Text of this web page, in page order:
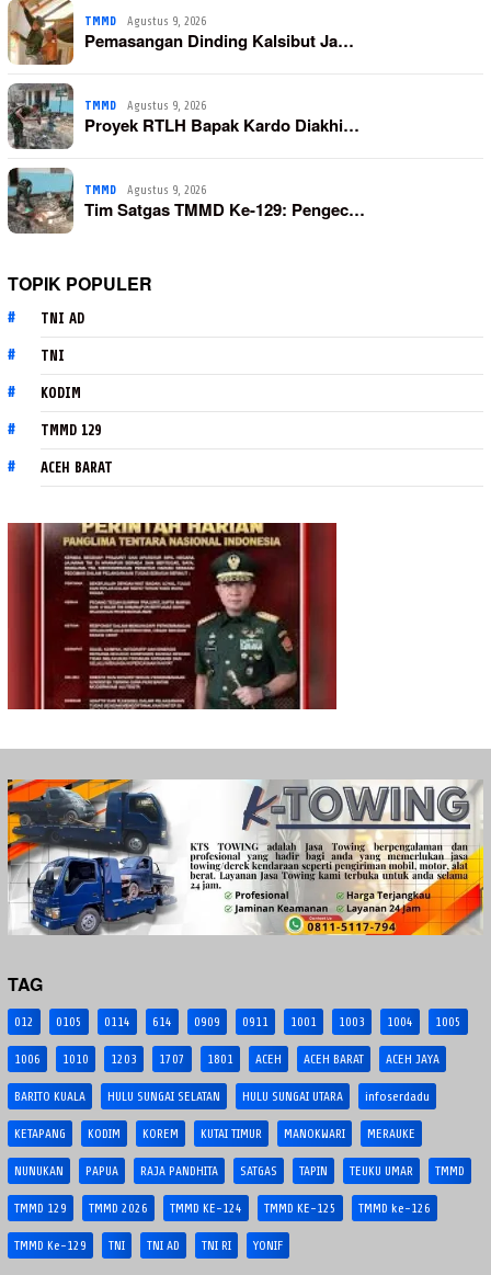
TMMD Agustus 9, 2026
Pemasangan Dinding Kalsibut Ja…
TMMD Agustus 9, 2026
Proyek RTLH Bapak Kardo Diakhi…
TMMD Agustus 9, 2026
Tim Satgas TMMD Ke-129: Pengec…
TOPIK POPULER
TNI AD
TNI
KODIM
TMMD 129
ACEH BARAT
TAG
012 0105 0114 614 0909 0911 1001 1003 1004 1005
1006 1010 1203 1707 1801 ACEH ACEH BARAT ACEH JAYA
BARITO KUALA HULU SUNGAI SELATAN HULU SUNGAI UTARA infoserdadu
KETAPANG KODIM KOREM KUTAI TIMUR MANOKWARI MERAUKE
NUNUKAN PAPUA RAJA PANDHITA SATGAS TAPIN TEUKU UMAR TMMD
TMMD 129 TMMD 2026 TMMD KE-124 TMMD KE-125 TMMD ke-126
TMMD Ke-129 TNI TNI AD TNI RI YONIF